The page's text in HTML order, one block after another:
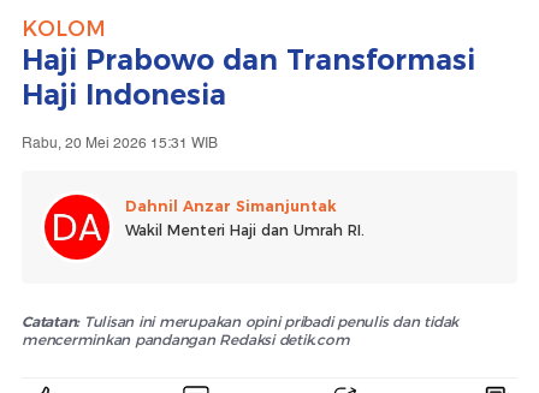
KOLOM
Haji Prabowo dan Transformasi
Haji Indonesia
Rabu, 20 Mei 2026 15:31 WIB
Dahnil Anzar Simanjuntak
Wakil Menteri Haji dan Umrah RI.
Catatan:Tulisan ini merupakan opini pribadi penulis dan tidak
mencerminkan pandangan Redaksi detik.com